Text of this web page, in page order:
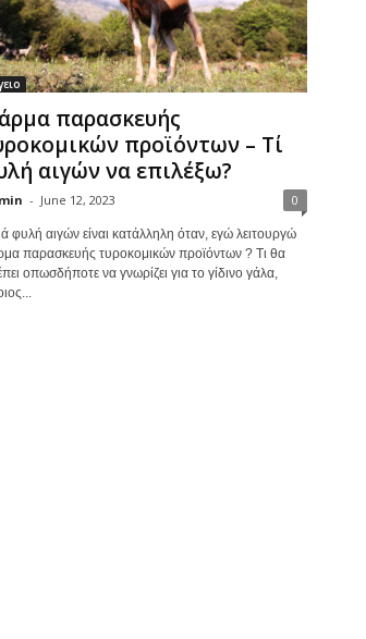
παρασκευής
προϊόντων – Τί
αιγών να επιλέξω?
- June 12, 2023 0
φυλή αιγών είναι κατάλληλη όταν, εγώ λειτουργώ
παρασκευής τυροκομικών προϊόντων ? Τι θα
οπωσδήποτε να γνωρίζει για το γίδινο γάλα,